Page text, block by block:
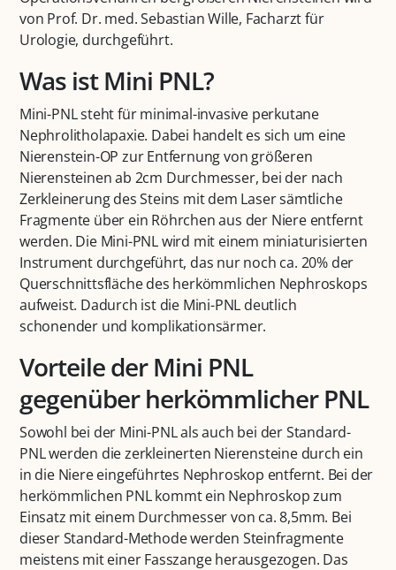
von Prof. Dr. med. Sebastian Wille, Facharzt für
Urologie, durchgeführt.
Was ist Mini PNL?
Mini-PNL steht für minimal-invasive perkutane
Nephrolitholapaxie. Dabei handelt es sich um eine
Nierenstein-OP zur Entfernung von größeren
Nierensteinen ab 2cm Durchmesser, bei der nach
Zerkleinerung des Steins mit dem Laser sämtliche
Fragmente über ein Röhrchen aus der Niere entfernt
werden. Die Mini-PNL wird mit einem miniaturisierten
Instrument durchgeführt, das nur noch ca. 20% der
Querschnittsfläche des herkömmlichen Nephroskops
aufweist. Dadurch ist die Mini-PNL deutlich
schonender und komplikationsärmer.
Vorteile der Mini PNL
gegenüber herkömmlicher PNL
Sowohl bei der Mini-PNL als auch bei der Standard-
PNL werden die zerkleinerten Nierensteine durch ein
in die Niere eingeführtes Nephroskop entfernt. Bei der
herkömmlichen PNL kommt ein Nephroskop zum
Einsatz mit einem Durchmesser von ca. 8,5mm. Bei
dieser Standard-Methode werden Steinfragmente
meistens mit einer Fasszange herausgezogen. Das